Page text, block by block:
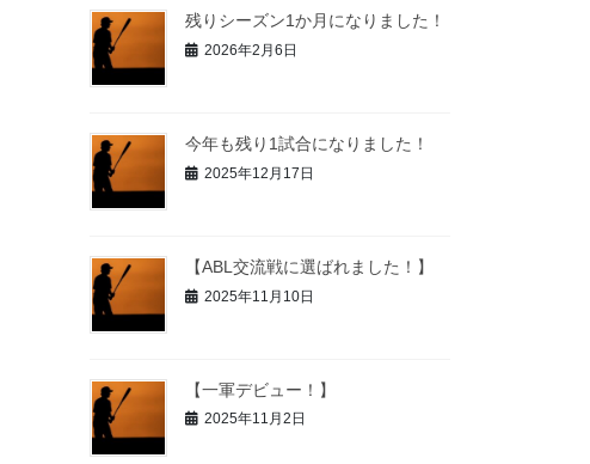
残りシーズン1か月になりました！
2026年2月6日
今年も残り1試合になりました！
2025年12月17日
【ABL交流戦に選ばれました！】
2025年11月10日
【一軍デビュー！】
2025年11月2日